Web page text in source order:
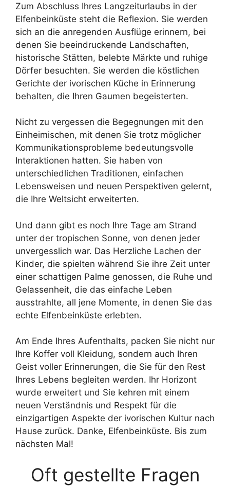
Zum Abschluss Ihres Langzeiturlaubs in der
Elfenbeinküste steht die Reflexion. Sie werden
sich an die anregenden Ausflüge erinnern, bei
denen Sie beeindruckende Landschaften,
historische Stätten, belebte Märkte und ruhige
Dörfer besuchten. Sie werden die köstlichen
Gerichte der ivorischen Küche in Erinnerung
behalten, die Ihren Gaumen begeisterten.
Nicht zu vergessen die Begegnungen mit den
Einheimischen, mit denen Sie trotz möglicher
Kommunikationsprobleme bedeutungsvolle
Interaktionen hatten. Sie haben von
unterschiedlichen Traditionen, einfachen
Lebensweisen und neuen Perspektiven gelernt,
die Ihre Weltsicht erweiterten.
Und dann gibt es noch Ihre Tage am Strand
unter der tropischen Sonne, von denen jeder
unvergesslich war. Das Herzliche Lachen der
Kinder, die spielten während Sie ihre Zeit unter
einer schattigen Palme genossen, die Ruhe und
Gelassenheit, die das einfache Leben
ausstrahlte, all jene Momente, in denen Sie das
echte Elfenbeinküste erlebten.
Am Ende Ihres Aufenthalts, packen Sie nicht nur
Ihre Koffer voll Kleidung, sondern auch Ihren
Geist voller Erinnerungen, die Sie für den Rest
Ihres Lebens begleiten werden. Ihr Horizont
wurde erweitert und Sie kehren mit einem
neuen Verständnis und Respekt für die
einzigartigen Aspekte der ivorischen Kultur nach
Hause zurück. Danke, Elfenbeinküste. Bis zum
nächsten Mal!
Oft gestellte Fragen